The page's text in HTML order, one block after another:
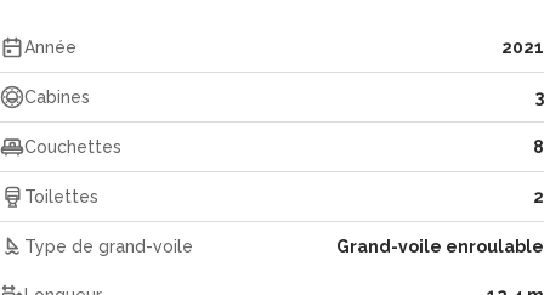
Année 2021
Cabines 3
Couchettes 8
Toilettes 2
Type de grand-voile Grand-voile enroulable